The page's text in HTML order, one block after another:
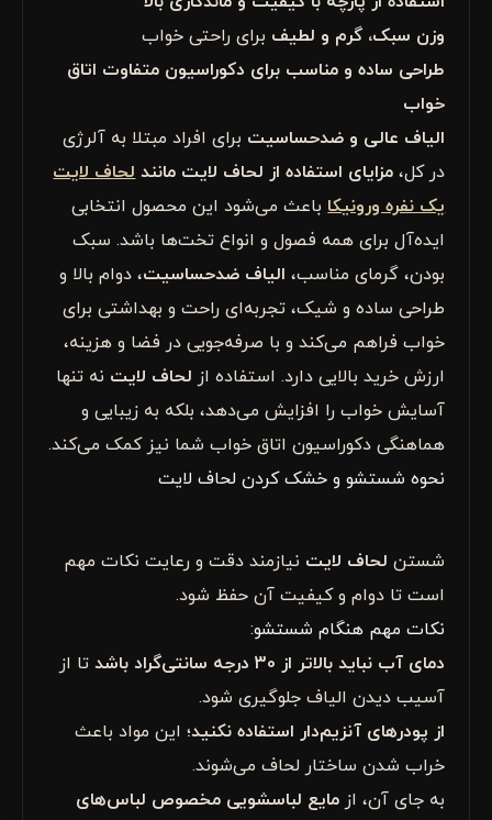
وزن سبک، گرم و لطیف برای راحتی خواب
طراحی ساده و مناسب برای دکوراسیون متفاوت اتاق
خواب
الیاف عالی و ضدحساسیت برای افراد مبتلا به آلرژی
در کل، مزایای استفاده از لحاف لایت مانند لحاف لایت
یک نفره ورونیکاباعث می‌شود این محصول انتخابی
ایده‌آل برای همه فصول و انواع تخت‌ها باشد. سبک
بودن، گرمای مناسب، الیاف ضدحساسیت، دوام بالا و
طراحی ساده و شیک، تجربه‌ای راحت و بهداشتی برای
خواب فراهم می‌کند و با صرفه‌جویی در فضا و هزینه،
ارزش خرید بالایی دارد. استفاده از لحاف لایت نه تنها
آسایش خواب را افزایش می‌دهد، بلکه به زیبایی و
هماهنگی دکوراسیون اتاق خواب شما نیز کمک می‌کند.
نحوه شستشو و خشک کردن لحاف لایت
شستن لحاف لایت نیازمند دقت و رعایت نکات مهم
است تا دوام و کیفیت آن حفظ شود.
نکات مهم هنگام شستشو:
دمای آب نباید بالاتر از 30 درجه سانتی‌گراد باشد
تا از
آسیب دیدن الیاف جلوگیری شود.
از پودرهای آنزیم‌دار استفاده نکنید؛ این مواد باعث
خراب شدن ساختار لحاف می‌شوند.
به جای آن، از مایع لباسشویی مخصوص لباس‌های